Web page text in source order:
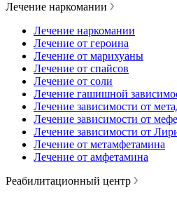
Лечение наркомании
Лечение наркомании
Лечение от героина
Лечение от марихуаны
Лечение от спайсов
Лечение от соли
Лечение гашишной
Лечение зависимости от
Лечение зависимости от
Лечение зависимости от
Лечение от метамфетамина
Лечение от амфетамина
Реабилитационный центр